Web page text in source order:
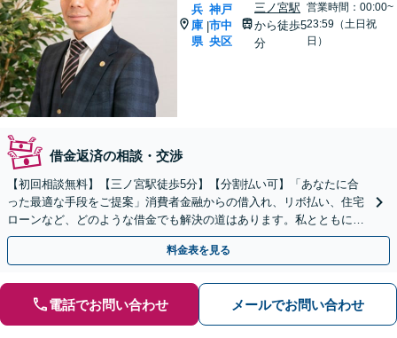
兵
庫
県
|
神戸
市中
央区
三ノ宮駅
から徒歩5
分
営業時間：00:00~
23:59（土日祝
日）
借金返済の相談・交渉
【初回相談無料】【三ノ宮駅徒歩5分】【分割払い可】「あなたに合
った最適な手段をご提案」消費者金融からの借入れ、リボ払い、住宅
ローンなど、どのような借金でも解決の道はあります。私とともに最
善の解決を図りましょう【安心の完全個室対応／秘密厳守】
料金表を見る
電話でお問い合わせ メールでお問い合わせ